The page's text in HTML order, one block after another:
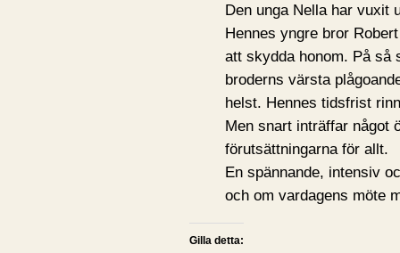
Den unga Nella har vuxit
Hennes yngre bror
att skydda honom. På så
broderns värsta
helst. Hennes tidsfrist
Men snart inträffar något
förutsättningarna för allt.
En spännande, intensiv
och om vardagens möte
Gilla detta: